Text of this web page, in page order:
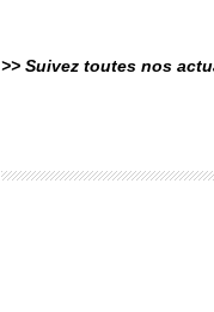
>> Suivez toutes nos